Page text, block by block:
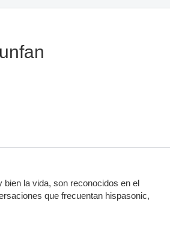
la vida, son reconocidos en el
que frecuentan hispasonic,